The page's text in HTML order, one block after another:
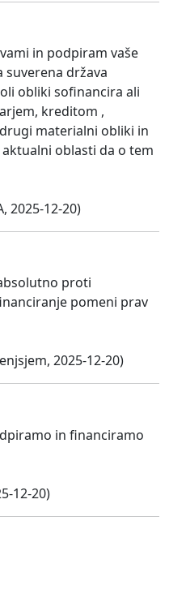
in podpiram vaše
suverena država
obliki sofinancira ali
kreditom ,
materialni obliki in
oblasti da o tem
2025-12-20)
proti
pomeni prav
2025-12-20)
in financiramo
12-20)